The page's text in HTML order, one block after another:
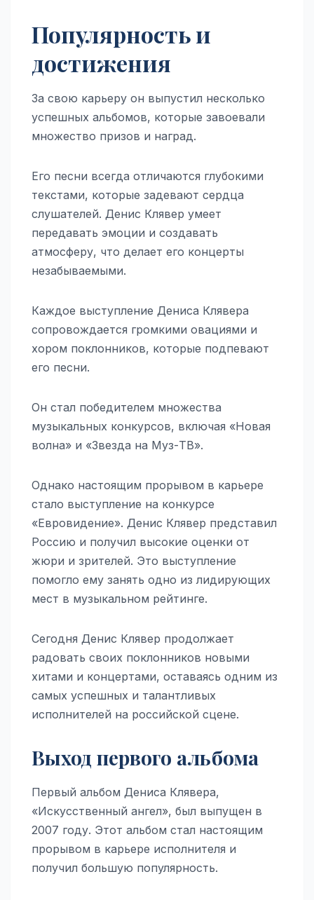
Популярность и
достижения
За свою карьеру он выпустил несколько
успешных альбомов, которые завоевали
множество призов и наград.
Его песни всегда отличаются глубокими
текстами, которые задевают сердца
слушателей. Денис Клявер умеет
передавать эмоции и создавать
атмосферу, что делает его концерты
незабываемыми.
Каждое выступление Дениса Клявера
сопровождается громкими овациями и
хором поклонников, которые подпевают
его песни.
Он стал победителем множества
музыкальных конкурсов, включая «Новая
волна» и «Звезда на Муз-ТВ».
Однако настоящим прорывом в карьере
стало выступление на конкурсе
«Евровидение». Денис Клявер представил
Россию и получил высокие оценки от
жюри и зрителей. Это выступление
помогло ему занять одно из лидирующих
мест в музыкальном рейтинге.
Сегодня Денис Клявер продолжает
радовать своих поклонников новыми
хитами и концертами, оставаясь одним из
самых успешных и талантливых
исполнителей на российской сцене.
Выход первого альбома
Первый альбом Дениса Клявера,
«Искусственный ангел», был выпущен в
2007 году. Этот альбом стал настоящим
прорывом в карьере исполнителя и
получил большую популярность.